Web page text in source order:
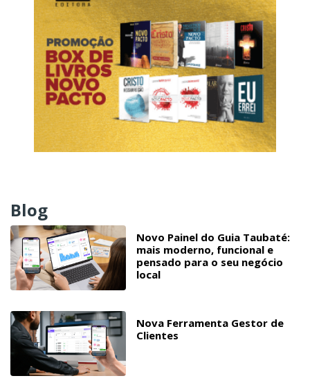
Blog
Novo Painel do Guia Taubaté:
mais moderno, funcional e
pensado para o seu negócio
local
Nova Ferramenta Gestor de
Clientes